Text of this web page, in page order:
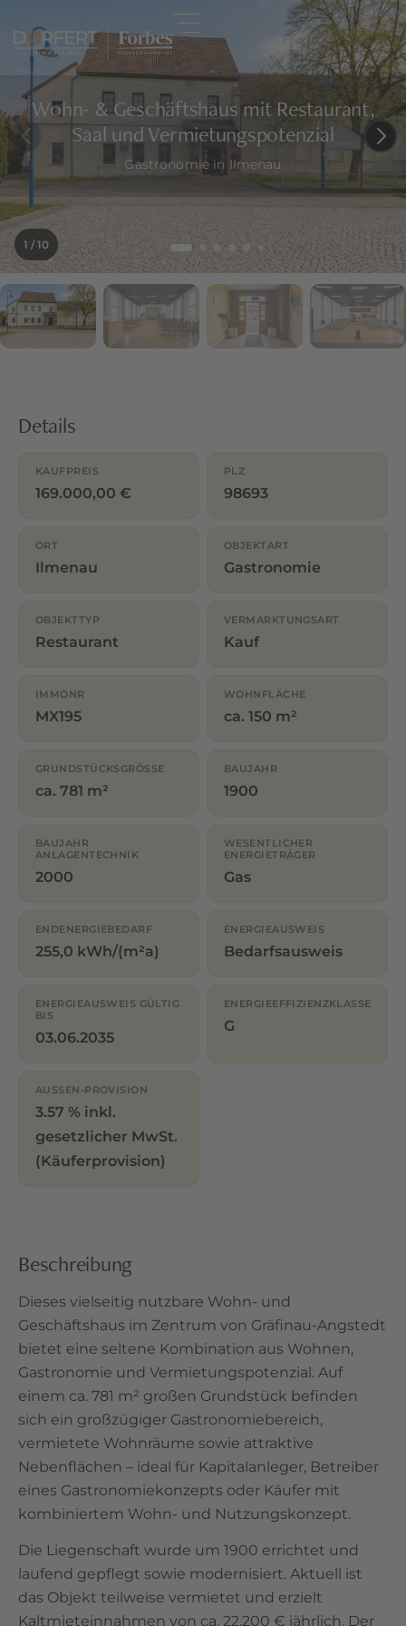
Wohn- & Geschäftshaus mit Restaurant,
Saal und Vermietungspotenzial
Gastronomie in Ilmenau
1 / 10
Details
KAUFPREIS
169.000,00 €
PLZ
98693
ORT
Ilmenau
OBJEKTART
Gastronomie
OBJEKTTYP
Restaurant
VERMARKTUNGSART
Kauf
IMMONR
MX195
WOHNFLÄCHE
ca. 150 m²
GRUNDSTÜCKSGRÖSSE
ca. 781 m²
BAUJAHR
1900
BAUJAHR
ANLAGENTECHNIK
2000
WESENTLICHER
ENERGIETRÄGER
Gas
ENDENERGIEBEDARF
255,0 kWh/(m²a)
ENERGIEAUSWEIS
Bedarfsausweis
ENERGIEAUSWEIS GÜLTIG
BIS
03.06.2035
ENERGIEEFFIZIENZKLASSE
G
AUSSEN-PROVISION
3.57 % inkl.
gesetzlicher MwSt.
(Käuferprovision)
Beschreibung
Dieses vielseitig nutzbare Wohn- und
Geschäftshaus im Zentrum von Gräfinau-Angstedt
bietet eine seltene Kombination aus Wohnen,
Gastronomie und Vermietungspotenzial. Auf
einem ca. 781 m² großen Grundstück befinden
sich ein großzügiger Gastronomiebereich,
vermietete Wohnräume sowie attraktive
Nebenflächen – ideal für Kapitalanleger, Betreiber
eines Gastronomiekonzepts oder Käufer mit
kombiniertem Wohn- und Nutzungskonzept.
Die Liegenschaft wurde um 1900 errichtet und
laufend gepflegt sowie modernisiert. Aktuell ist
das Objekt teilweise vermietet und erzielt
Kaltmieteinnahmen von ca. 22.200 € jährlich. Der